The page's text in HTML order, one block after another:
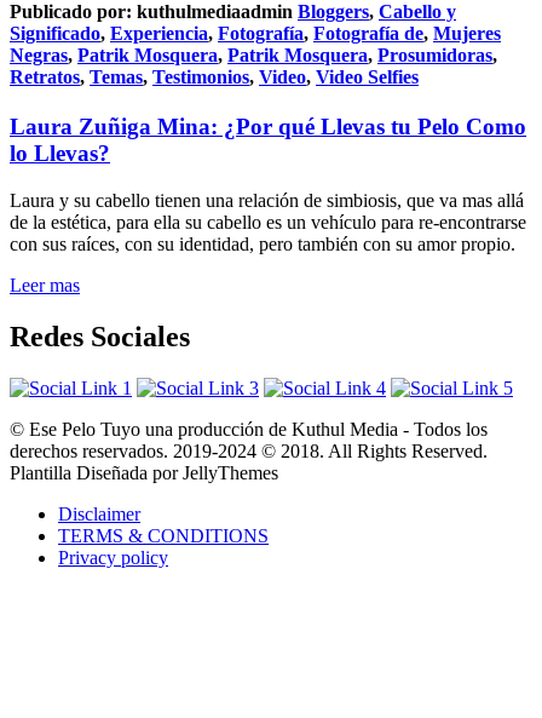
Publicado por: kuthulmediaadmin Bloggers, Cabello y
Significado, Experiencia, Fotografía, Fotografía de, Mujeres
Negras, Patrik Mosquera, Patrik Mosquera, Prosumidoras,
Retratos, Temas, Testimonios, Video, Video Selfies
Laura Zuñiga Mina: ¿Por qué Llevas tu Pelo Como
lo Llevas?
Laura y su cabello tienen una relación de simbiosis, que va mas allá
de la estética, para ella su cabello es un vehículo para re-encontrarse
con sus raíces, con su identidad, pero también con su amor propio.
Leer mas
Redes Sociales
© Ese Pelo Tuyo una producción de Kuthul Media - Todos los
derechos reservados. 2019-2024 © 2018. All Rights Reserved.
Plantilla Diseñada por JellyThemes
Disclaimer
TERMS & CONDITIONS
Privacy policy